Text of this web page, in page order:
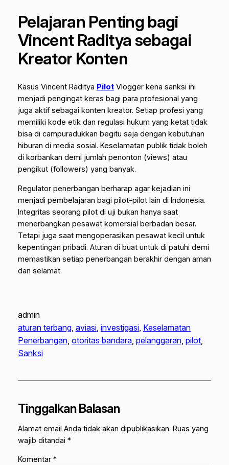
Pelajaran Penting bagi
Vincent Raditya sebagai
Kreator Konten
Kasus Vincent Raditya PilotVlogger kena sanksi ini
menjadi pengingat keras bagi para profesional yang
juga aktif sebagai konten kreator. Setiap profesi yang
memiliki kode etik dan regulasi hukum yang ketat tidak
bisa di campuradukkan begitu saja dengan kebutuhan
hiburan di media sosial. Keselamatan publik tidak boleh
di korbankan demi jumlah penonton (views) atau
pengikut (followers) yang banyak.
Regulator penerbangan berharap agar kejadian ini
menjadi pembelajaran bagi pilot-pilot lain di Indonesia.
Integritas seorang pilot di uji bukan hanya saat
menerbangkan pesawat komersial berbadan besar.
Tetapi juga saat mengoperasikan pesawat kecil untuk
kepentingan pribadi. Aturan di buat untuk di patuhi demi
memastikan setiap penerbangan berakhir dengan aman
dan selamat.
admin
aturan terbang, aviasi, investigasi, Keselamatan
Penerbangan, otoritas bandara, pelanggaran, pilot
Sanksi
Tinggalkan Balasan
Alamat email Anda tidak akan dipublikasikan. Ruas yang
wajib ditandai *
Komentar *